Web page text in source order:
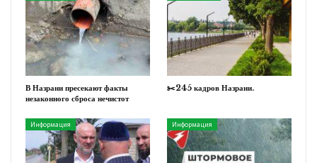
В Назрани пресекают факты
незаконного сброса нечистот
✂️245 кадров Назрани.
Информация Информация